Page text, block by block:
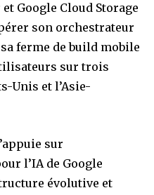
Google Cloud Storage
son orchestrateur
ferme de build mobile
sur trois
Unis et l’Asie-
sur
l’IA de Google
évolutive et